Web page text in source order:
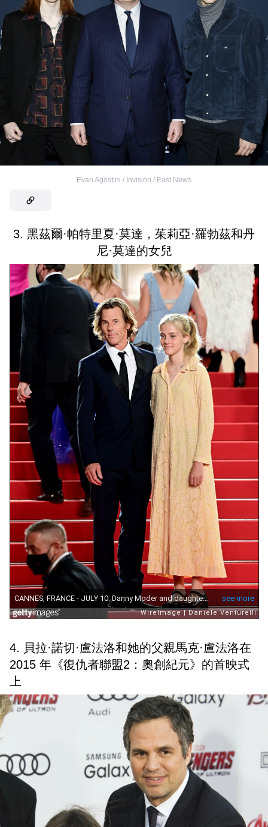
Evan Agostini / Invision / East News
3. 黑茲爾·帕特里夏·莫達，茱莉亞·羅勃茲和丹
尼·莫達的女兒
4. 貝拉·諾切·盧法洛和她的父親馬克·盧法洛在
2015 年《復仇者聯盟2：奧創紀元》的首映式
上